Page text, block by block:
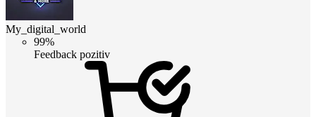
My_digital_world
99%
Feedback pozitiv